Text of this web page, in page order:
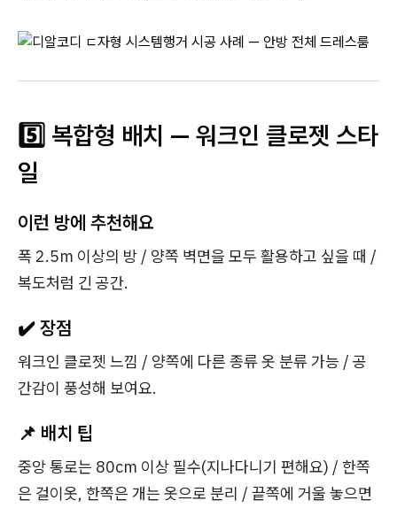
5️⃣ 복합형 배치 — 워크인 클로젯 스타
일
이런 방에 추천해요
폭 2.5m 이상의 방 / 양쪽 벽면을 모두 활용하고 싶을 때 /
복도처럼 긴 공간.
✔️ 장점
워크인 클로젯 느낌 / 양쪽에 다른 종류 옷 분류 가능 / 공
간감이 풍성해 보여요.
📌 배치 팁
중앙 통로는 80cm 이상 필수(지나다니기 편해요) / 한쪽
은 걸이옷, 한쪽은 개는 옷으로 분리 / 끝쪽에 거울 놓으면